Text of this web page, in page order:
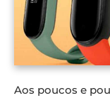
Aos poucos e